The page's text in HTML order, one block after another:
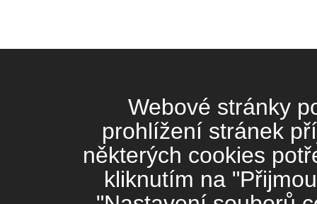
Webové stránky
prohlížení stránek
některých cookies
kliknutím na